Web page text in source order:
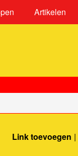
Artikelen
Link toevoegen